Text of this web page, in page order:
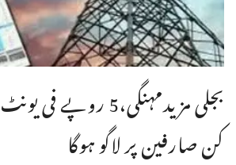
بجلی مزیدمہنگی،5
کن صارفین پر لاگو ہوگا